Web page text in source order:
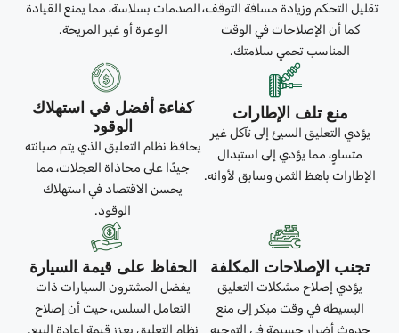
تقليل التحكم وزيادة مسافة التوقف،
كما أن الإصلاحات في الوقت
المناسب تحمي سلامتك.
الصدمات بسلاسة، مما يمنع القيادة
الوعرة أو غير المريحة.
منع تلف الإطارات
يؤدي التعليق السيئ إلى تآكل غير
متساوٍ، مما يؤدي إلى استبدال
الإطارات باهظ الثمن وسابق لأوانه.
كفاءة أفضل في استهلاك
الوقود
يحافظ نظام التعليق الذي يتم صيانته
جيدًا على محاذاة العجلات، مما
يحسن الاقتصاد في استهلاك
الوقود.
تجنب الإصلاحات المكلفة
يؤدي إصلاح مشكلات التعليق
البسيطة في وقت مبكر إلى منع
الحفاظ على قيمة السيارة
يفضل المشترون السيارات ذات
التعامل السلس، حيث أن إصلاح